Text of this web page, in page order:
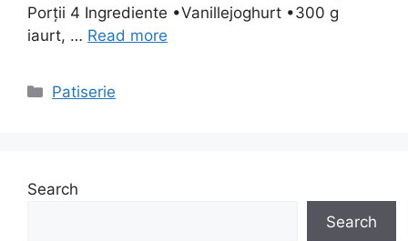
Porții 4 Ingrediente •Vanillejoghurt •300 g
iaurt, … Read more
Categories
Patiserie
Search
Search